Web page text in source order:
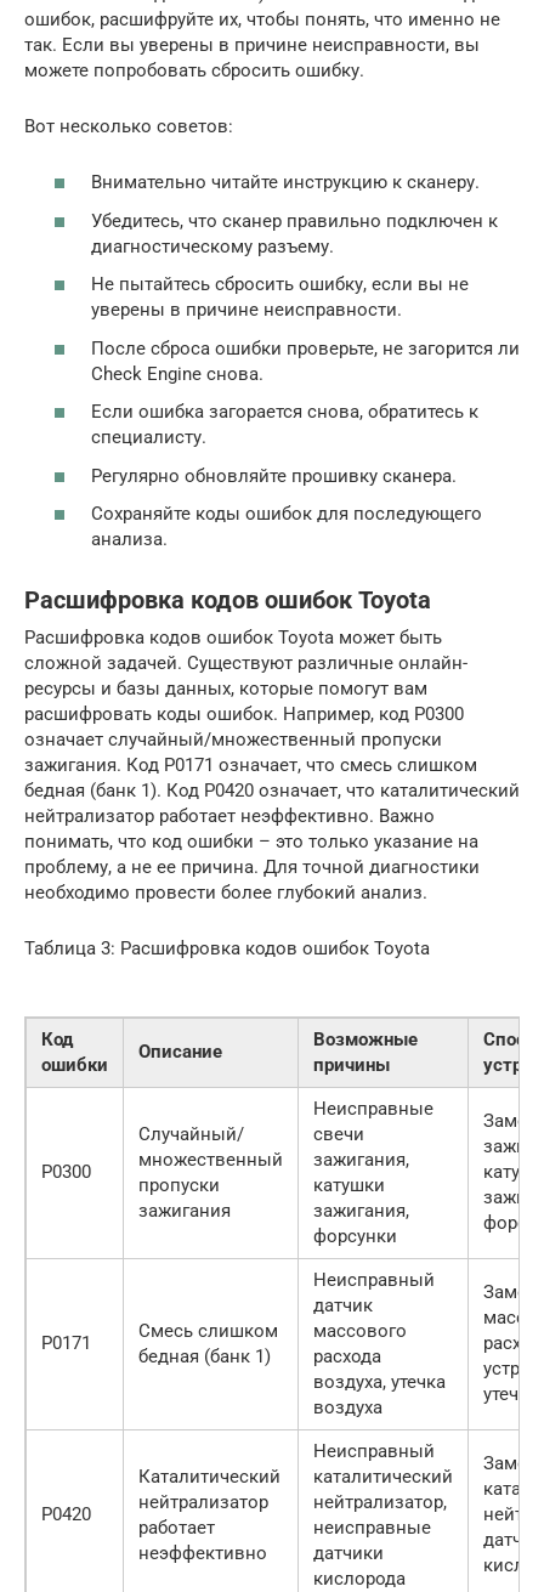
ошибок, расшифруйте их, чтобы понять, что именно не
так. Если вы уверены в причине неисправности, вы
можете попробовать сбросить ошибку.
Вот несколько советов:
Внимательно читайте инструкцию к сканеру.
Убедитесь, что сканер правильно подключен к
диагностическому разъему.
Не пытайтесь сбросить ошибку, если вы не
уверены в причине неисправности.
После сброса ошибки проверьте, не загорится ли
Check Engine снова.
Если ошибка загорается снова, обратитесь к
специалисту.
Регулярно обновляйте прошивку сканера.
Сохраняйте коды ошибок для последующего
анализа.
Расшифровка кодов ошибок Toyota
Расшифровка кодов ошибок Toyota может быть
сложной задачей. Существуют различные онлайн-
ресурсы и базы данных, которые помогут вам
расшифровать коды ошибок. Например, код P0300
означает случайный/множественный пропуски
зажигания. Код P0171 означает, что смесь слишком
бедная (банк 1). Код P0420 означает, что каталитический
нейтрализатор работает неэффективно. Важно
понимать, что код ошибки – это только указание на
проблему, а не ее причина. Для точной диагностики
необходимо провести более глубокий анализ.
Таблица 3: Расшифровка кодов ошибок Toyota
Код
ошибки
Описание
Возможные
причины
P0300
Случайный/
множественный
пропуски
зажигания
Неисправные
свечи
зажигания,
катушки
зажигания,
форсунки
P0171
Смесь слишком
бедная (банк 1)
Неисправный
датчик
массового
расхода
воздуха, утечка
воздуха
P0420
Каталитический
нейтрализатор
работает
неэффективно
Неисправный
каталитический
нейтрализатор,
неисправные
датчики
кислорода